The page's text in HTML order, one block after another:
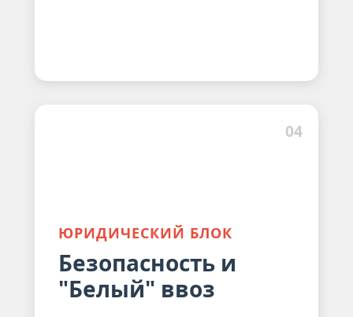
04
ЮРИДИЧЕСКИЙ БЛОК
Безопасность и
"Белый" ввоз